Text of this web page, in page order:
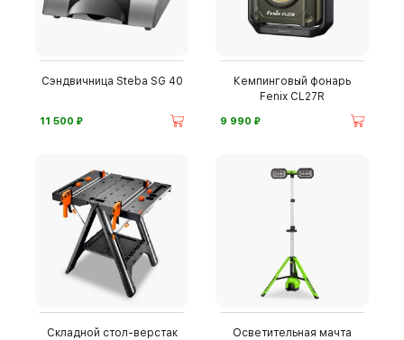
Сэндвичница Steba SG 40
11 500 ⃏
Кемпинговый фонарь
Fenix CL27R
9 990 ⃏
Складной стол-верстак
Осветительная мачта